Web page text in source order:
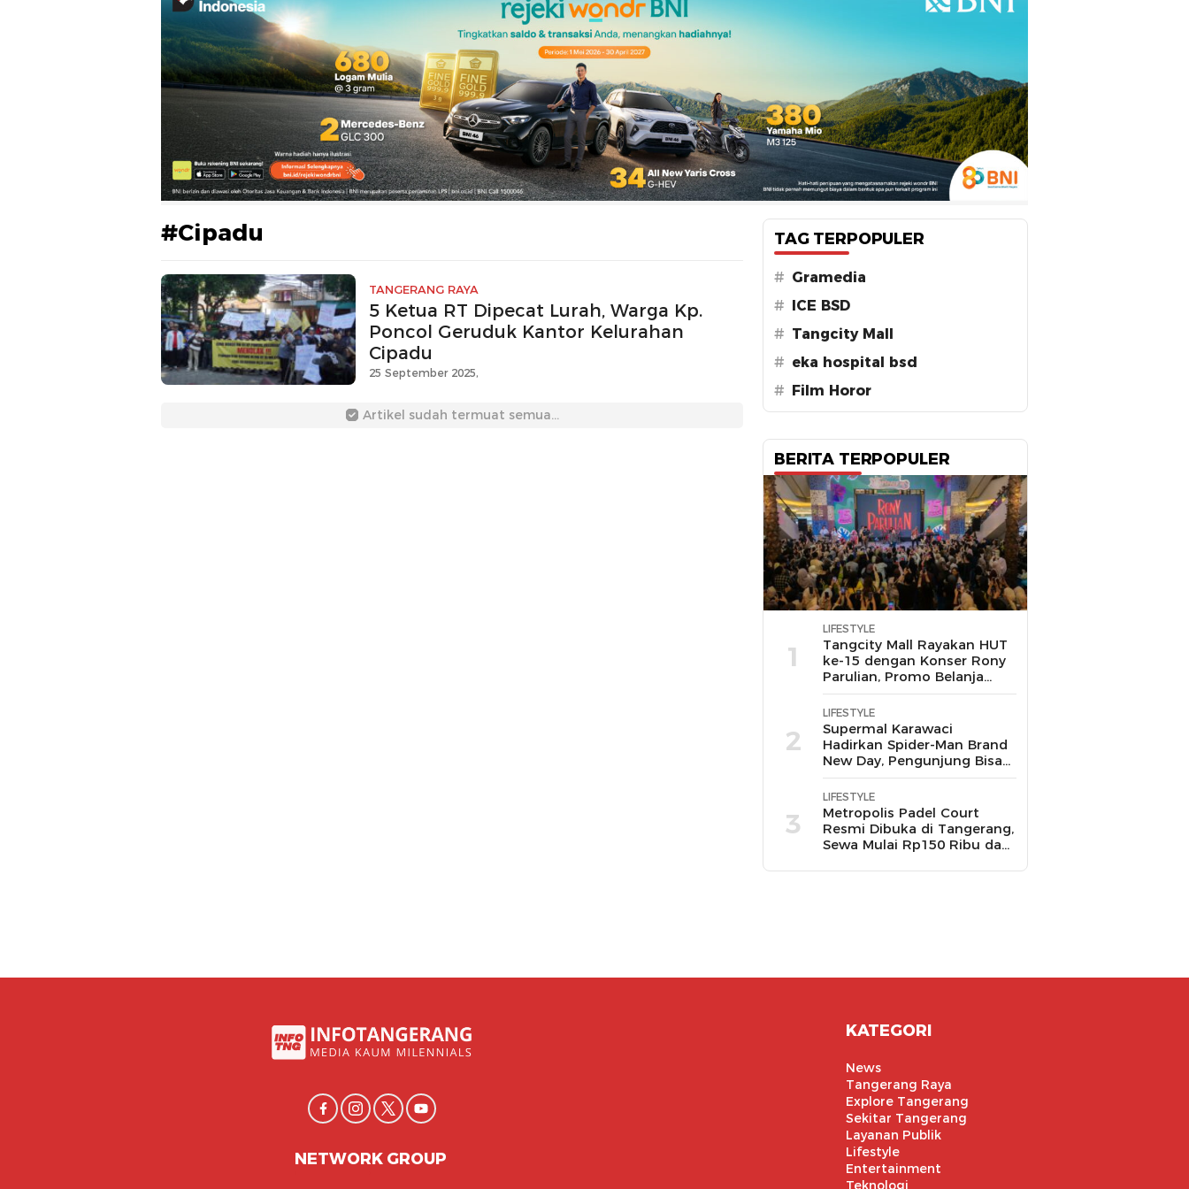
#Cipadu
TANGERANG RAYA
5 Ketua RT Dipecat Lurah, Warga Kp.
Poncol Geruduk Kantor Kelurahan
Cipadu
25 September 2025,
Artikel sudah termuat semua...
TAG TERPOPULER
# Gramedia
# ICE BSD
# Tangcity Mall
# eka hospital bsd
# Film Horor
BERITA TERPOPULER
1
LIFESTYLE
Tangcity Mall Rayakan HUT
ke-15 dengan Konser Rony
Parulian, Promo Belanja
hingga Festival Komunitas
2
LIFESTYLE
Supermal Karawaci
Hadirkan Spider-Man Brand
New Day, Pengunjung Bisa
Main, Bertemu Spider-Man
Langsung
3
LIFESTYLE
Metropolis Padel Court
Resmi Dibuka di Tangerang,
Sewa Mulai Rp150 Ribu dan
Padel
NETWORK GROUP
KATEGORI
News
Tangerang Raya
Explore Tangerang
Sekitar Tangerang
Layanan Publik
Lifestyle
Entertainment
Teknologi